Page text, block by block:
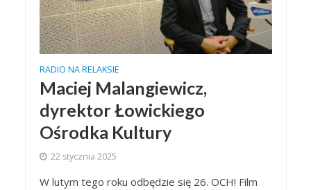
RADIO NA RELAKSIE
Maciej Malangiewicz,
dyrektor Łowickiego
Ośrodka Kultury
22 stycznia 2025
W lutym tego roku odbędzie się 26. OCH! Film